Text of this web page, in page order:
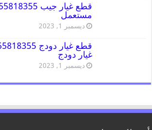
مستعمل
ديسمبر 1, 2023
غيار دودج
ديسمبر 1, 2023